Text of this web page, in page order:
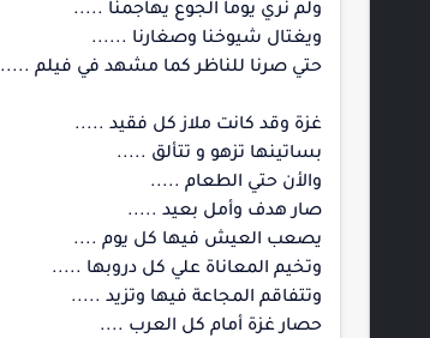
ولم نري يوما الجوع يهاجمنا .....
ويغتال شيوخنا وصغارنا ......
حتي صرنا للناظر كما مشهد في فيلم .....
غزة وقد كانت ملاز كل فقيد .....
بساتينها تزهو و تتألق .....
والأن حتي الطعام .....
صار هدف وأمل بعيد .....
يصعب العيش فيها كل يوم ....
وتخيم المعاناة علي كل دروبها .....
وتتفاقم المجاعة فيها وتزيد .....
حصار غزة أمام كل العرب ....